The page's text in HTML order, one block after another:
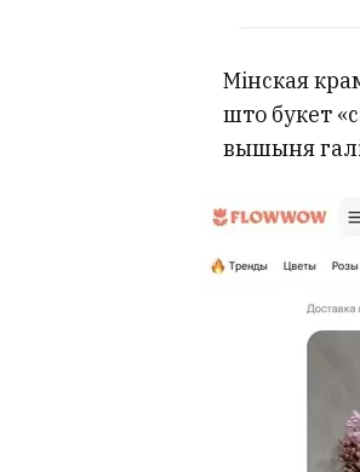
Мінская
што букет
вышыня